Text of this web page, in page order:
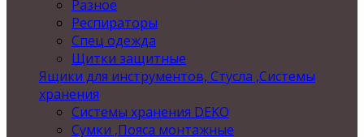
Разное
Респираторы
Спец одежда
Щитки защитные
Ящики для инструментов, Стусла ,Системы
хранения
Системы хранения DEKO
Сумки ,Пояса монтажные